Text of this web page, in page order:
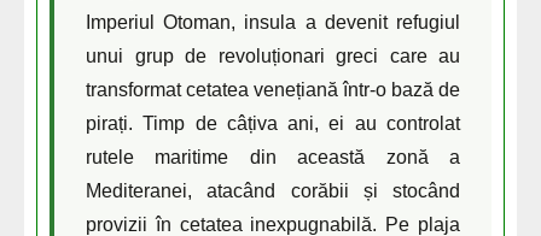
Imperiul Otoman, insula a devenit refugiul
unui grup de revoluționari greci care au
transformat cetatea venețiană într-o bază de
pirați. Timp de câțiva ani, ei au controlat
rutele maritime din această zonă a
Mediteranei, atacând corăbii și stocând
provizii în cetatea inexpugnabilă. Pe plaja